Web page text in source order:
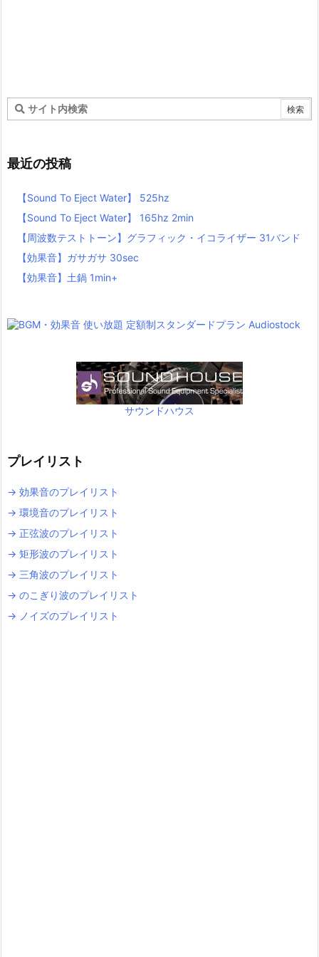
最近の投稿
【Sound To Eject Water】 525hz
【Sound To Eject Water】 165hz 2min
【周波数テストトーン】グラフィック・イコライザー 31バンド
【効果音】ガサガサ 30sec
【効果音】土鍋 1min+
サウンドハウス
プレイリスト
→ 効果音のプレイリスト
→ 環境音のプレイリスト
→ 正弦波のプレイリスト
→ 矩形波のプレイリスト
→ 三角波のプレイリスト
→ のこぎり波のプレイリスト
→ ノイズのプレイリスト